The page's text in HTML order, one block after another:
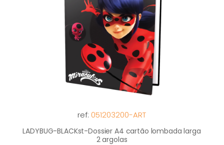
ref: 051203200-ART
LADYBUG-BLACKst-Dossier A4 cartão lombada larga
2 argolas